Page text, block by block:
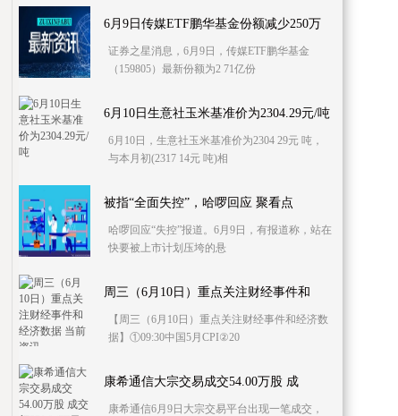
6月9日传媒ETF鹏华基金份额减少250万
证券之星消息，6月9日，传媒ETF鹏华基金
（159805）最新份额为2 71亿份
6月10日生意社玉米基准价为2304.29元/吨
6月10日，生意社玉米基准价为2304 29元 吨，
与本月初(2317 14元 吨)相
被指“全面失控”，哈啰回应 聚看点
哈啰回应“失控”报道。6月9日，有报道称，站在
快要被上市计划压垮的悬
周三（6月10日）重点关注财经事件和
【周三（6月10日）重点关注财经事件和经济数
据】①09:30中国5月CPI②20
康希通信大宗交易成交54.00万股 成
康希通信6月9日大宗交易平台出现一笔成交，